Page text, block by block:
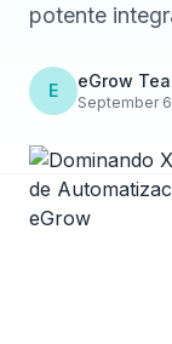
potente
E eGrow
September